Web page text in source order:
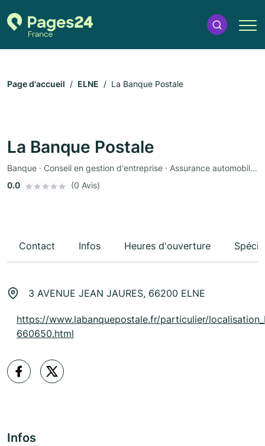
Page d'accueil ELNE La Banque Postale
La Banque Postale
Banque · Conseil en gestion d'entreprise · Assurance automobile · Assurance
0.0
(0 Avis)
Contact Infos Heures d'ouverture
3 AVENUE JEAN JAURES, 66200 ELNE
https://www.labanquepostale.fr/particulier/
660650.html
Infos